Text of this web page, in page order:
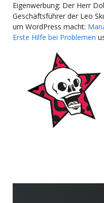
Eigenwerbung: Der Herr
Geschäftsführer der Leo
um WordPress macht:
Erste Hilfe bei Problemen